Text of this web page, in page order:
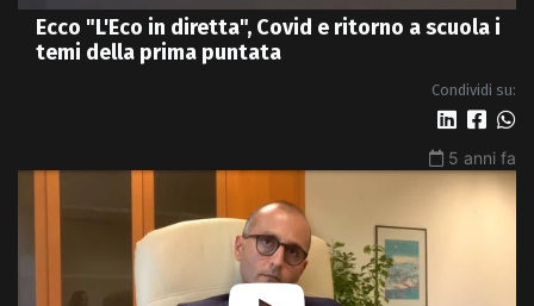
Ecco "L'Eco in diretta", Covid e ritorno a scuola i
temi della prima puntata
Condividi su:
5 anni fa